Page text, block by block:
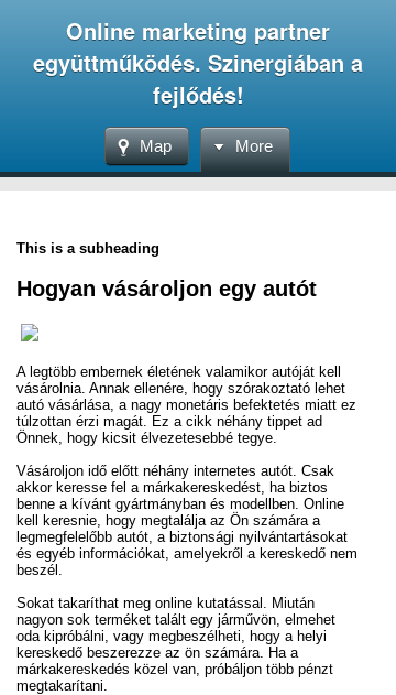
Online marketing partner
együttműködés. Szinergiában a
fejlődés!
Map More
This is a subheading
Hogyan vásároljon egy autót
A legtöbb embernek életének valamikor autóját kell
vásárolnia. Annak ellenére, hogy szórakoztató lehet
autó vásárlása, a nagy monetáris befektetés miatt ez
túlzottan érzi magát. Ez a cikk néhány tippet ad
Önnek, hogy kicsit élvezetesebbé tegye.
Vásároljon idő előtt néhány internetes autót. Csak
akkor keresse fel a márkakereskedést, ha biztos
benne a kívánt gyártmányban és modellben. Online
kell keresnie, hogy megtalálja az Ön számára a
legmegfelelőbb autót, a biztonsági nyilvántartásokat
és egyéb információkat, amelyekről a kereskedő nem
beszél.
Sokat takaríthat meg online kutatással. Miután
nagyon sok terméket talált egy járművön, elmehet
oda kipróbálni, vagy megbeszélheti, hogy a helyi
kereskedő beszerezze az ön számára. Ha a
márkakereskedés közel van, próbáljon több pénzt
megtakarítani.